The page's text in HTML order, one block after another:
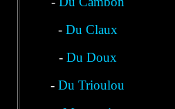
- Du Claux
- Du Doux
-Du Trioulou